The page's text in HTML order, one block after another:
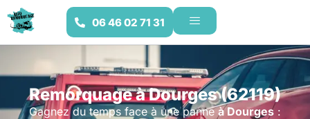
06 46 02 71 31
Remorquage à Dourges (62119)
Gagnez du temps face à une panneà Dourges :